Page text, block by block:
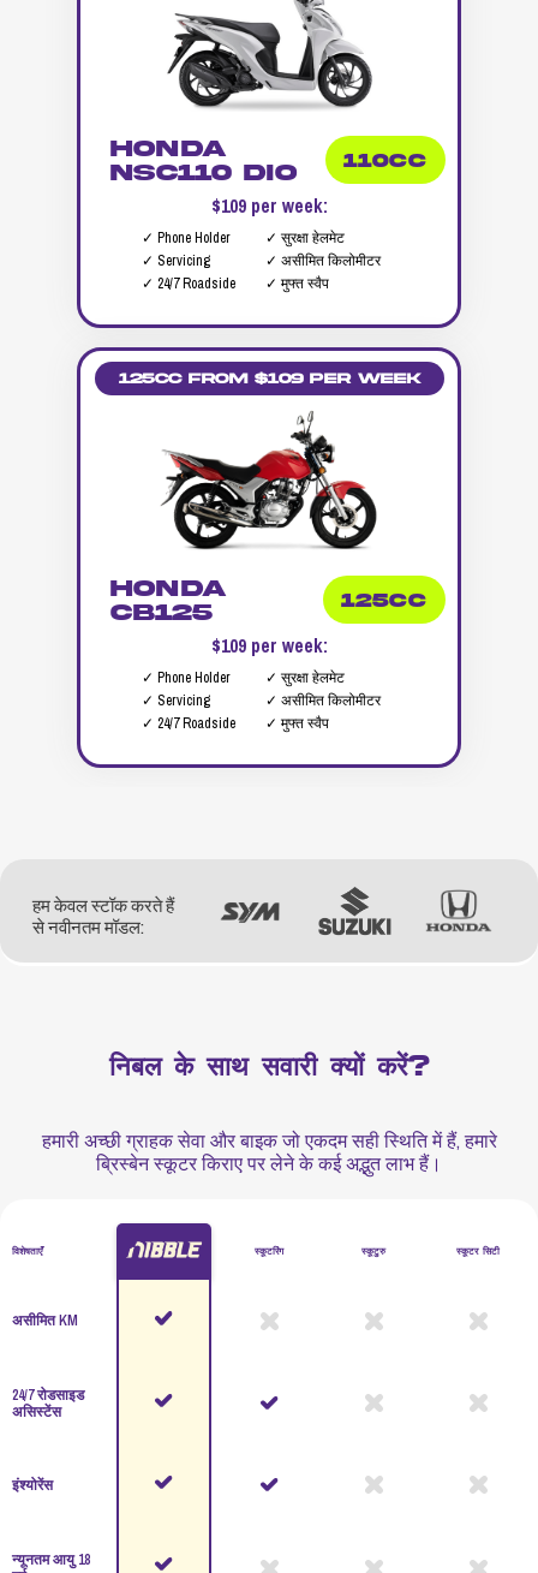
Honda
NSC110 DIO
110CC
$109 per week:
✓ Phone Holder
✓ Servicing
✓ 24/7 Roadside
✓ सुरक्षा हेलमेट
✓ असीमित किलोमीटर
✓ मुफ्त स्वैप
125cc from $109 per week
Honda
CB125
125cc
$109 per week:
✓ Phone Holder
✓ Servicing
✓ 24/7 Roadside
✓ सुरक्षा हेलमेट
✓ असीमित किलोमीटर
✓ मुफ्त स्वैप
हम केवल स्टॉक करते हैं
से नवीनतम मॉडल:
निबल के साथ सवारी क्यों करें?
हमारी अच्छी ग्राहक सेवा और बाइक जो एकदम सही स्थिति में हैं, हमारे
ब्रिस्बेन स्कूटर किराए पर लेने के कई अद्भुत लाभ हैं।
विशेषताएँ स्कूटरिंग स्कूटुरु स्कूटर सिटी
असीमित KM
24/7 रोडसाइड
असिस्टेंस
इंश्योरेंस
न्यूनतम आयु 18